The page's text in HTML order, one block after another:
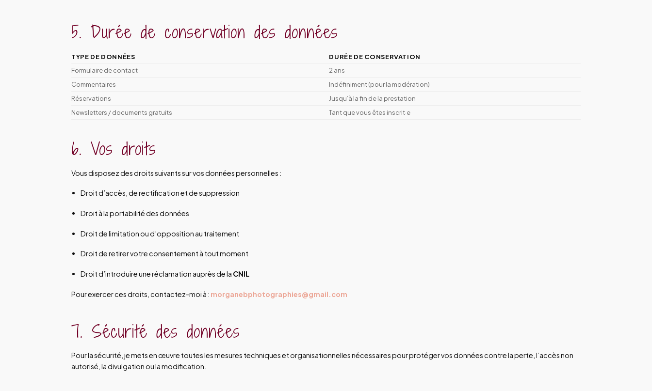
5. Durée de conservation des données
TYPE DE DONNÉES
DURÉE DE CONSERVATION
Formulaire de contact
2 ans
Commentaires
Indéfiniment (pour la modération)
Réservations
Jusqu’à la fin de la prestation
Newsletters / documents gratuits
Tant que vous êtes inscrit·e
6. Vos droits
Vous disposez des droits suivants sur vos données personnelles :
Droit d’accès, de rectification et de suppression
Droit à la portabilité des données
Droit de limitation ou d’opposition au traitement
Droit de retirer votre consentement à tout moment
Droit d’introduire une réclamation auprès de la CNIL
Pour exercer ces droits, contactez-moi à : morganebphotographies@gmail.com
7. Sécurité des données
Pour la sécurité, je mets en œuvre toutes les mesures techniques et organisationnelles nécessaires pour protéger vos données contre la perte, l’accès non
autorisé, la divulgation ou la modification.